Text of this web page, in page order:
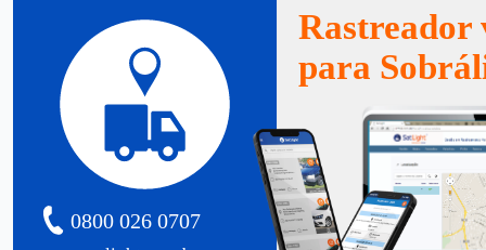
0800 026 0707
Rastreador
para